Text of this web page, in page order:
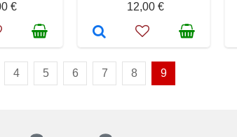
€
12,00 €
4 5 6 7 8 9